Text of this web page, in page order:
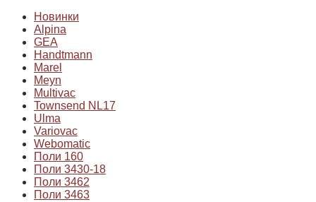
Новинки
Alpina
GEA
Handtmann
Marel
Meyn
Multivac
Townsend NL17
Ulma
Variovac
Webomatic
Поли 160
Поли 3430-18
Поли 3462
Поли 3463